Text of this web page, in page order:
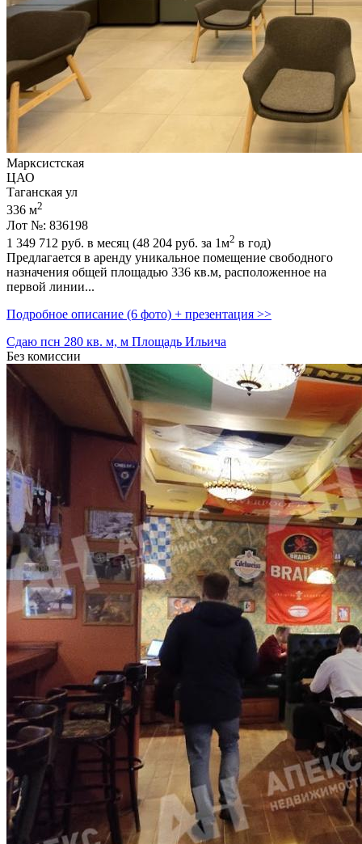
Марксистская
ЦАО
Таганская ул
336 м2
Лот №: 836198
1 349 712 руб. в месяц (48 204 руб. за 1м2 в год)
Предлагается в аренду уникальное помещение свободного
назначения общей площадью 336 кв.м,­ расположенное на
первой линии...
Подробное описание (6 фото) + презентация >>
Сдаю псн 280 кв. м, м Площадь Ильича
Без комиссии